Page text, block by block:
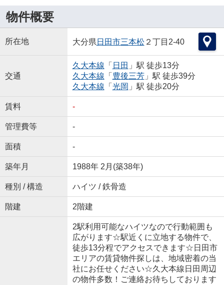
物件概要
所在地 大分県 日田市三本松２丁目2-40
交通
久大本線 「 日田 」駅 徒歩13分
久大本線 「 豊後三芳」駅 徒歩39分
久大本線 「 光岡 」駅 徒歩20分
賃料 -
管理費等 -
面積 -
築年月 1988年 2月(築38年)
種別 / 構造 ハイツ / 鉄骨造
階建 2階建
2駅利用可能なハイツなので行動範囲も
広がります☆駅近くに立地する物件で、
徒歩13分程でアクセスできます☆日田市
エリアの賃貸物件探しは、地域密着の当
社にお任せください☆久大本線日田周辺
の物件多数！ご連絡お待ちしております